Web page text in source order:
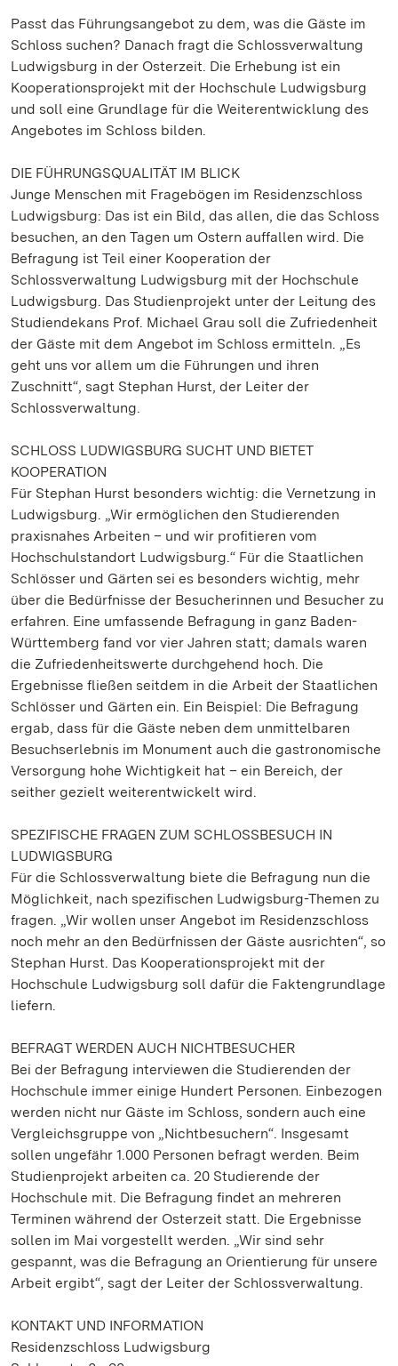
Passt das Führungsangebot zu dem, was die Gäste im
Schloss suchen? Danach fragt die Schlossverwaltung
Ludwigsburg in der Osterzeit. Die Erhebung ist ein
Kooperationsprojekt mit der Hochschule Ludwigsburg
und soll eine Grundlage für die Weiterentwicklung des
Angebotes im Schloss bilden.
DIE FÜHRUNGSQUALITÄT IM BLICK
Junge Menschen mit Fragebögen im Residenzschloss
Ludwigsburg: Das ist ein Bild, das allen, die das Schloss
besuchen, an den Tagen um Ostern auffallen wird. Die
Befragung ist Teil einer Kooperation der
Schlossverwaltung Ludwigsburg mit der Hochschule
Ludwigsburg. Das Studienprojekt unter der Leitung des
Studiendekans Prof. Michael Grau soll die Zufriedenheit
der Gäste mit dem Angebot im Schloss ermitteln. „Es
geht uns vor allem um die Führungen und ihren
Zuschnitt“, sagt Stephan Hurst, der Leiter der
Schlossverwaltung.
SCHLOSS LUDWIGSBURG SUCHT UND BIETET
KOOPERATION
Für Stephan Hurst besonders wichtig: die Vernetzung in
Ludwigsburg. „Wir ermöglichen den Studierenden
praxisnahes Arbeiten – und wir profitieren vom
Hochschulstandort Ludwigsburg.“ Für die Staatlichen
Schlösser und Gärten sei es besonders wichtig, mehr
über die Bedürfnisse der Besucherinnen und Besucher zu
erfahren. Eine umfassende Befragung in ganz Baden-
Württemberg fand vor vier Jahren statt; damals waren
die Zufriedenheitswerte durchgehend hoch. Die
Ergebnisse fließen seitdem in die Arbeit der Staatlichen
Schlösser und Gärten ein. Ein Beispiel: Die Befragung
ergab, dass für die Gäste neben dem unmittelbaren
Besuchserlebnis im Monument auch die gastronomische
Versorgung hohe Wichtigkeit hat – ein Bereich, der
seither gezielt weiterentwickelt wird.
SPEZIFISCHE FRAGEN ZUM SCHLOSSBESUCH IN
LUDWIGSBURG
Für die Schlossverwaltung biete die Befragung nun die
Möglichkeit, nach spezifischen Ludwigsburg-Themen zu
fragen. „Wir wollen unser Angebot im Residenzschloss
noch mehr an den Bedürfnissen der Gäste ausrichten“, so
Stephan Hurst. Das Kooperationsprojekt mit der
Hochschule Ludwigsburg soll dafür die Faktengrundlage
liefern.
BEFRAGT WERDEN AUCH NICHTBESUCHER
Bei der Befragung interviewen die Studierenden der
Hochschule immer einige Hundert Personen. Einbezogen
werden nicht nur Gäste im Schloss, sondern auch eine
Vergleichsgruppe von „Nichtbesuchern“. Insgesamt
sollen ungefähr 1.000 Personen befragt werden. Beim
Studienprojekt arbeiten ca. 20 Studierende der
Hochschule mit. Die Befragung findet an mehreren
Terminen während der Osterzeit statt. Die Ergebnisse
sollen im Mai vorgestellt werden. „Wir sind sehr
gespannt, was die Befragung an Orientierung für unsere
Arbeit ergibt“, sagt der Leiter der Schlossverwaltung.
KONTAKT UND INFORMATION
Residenzschloss Ludwigsburg